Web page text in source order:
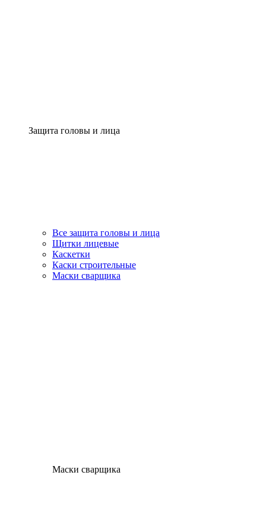
Защита головы и лица
Все защита головы и лица
Щитки лицевые
Каскетки
Каски строительные
Маски сварщика
Маски сварщика